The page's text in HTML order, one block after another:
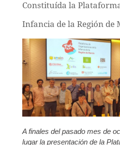
Constituída la
Infancia de la Región de
A finales del pasado mes de
lugar la presentación de la